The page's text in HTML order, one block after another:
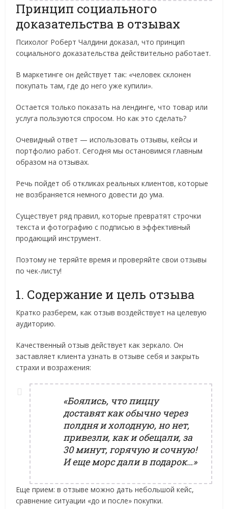
Принцип социального
доказательства в отзывах
Психолог Роберт Чалдини доказал, что принцип
социального доказательства действительно работает.
В маркетинге он действует так: «человек склонен
покупать там, где до него уже купили».
Остается только показать на лендинге, что товар или
услуга пользуются спросом. Но как это сделать?
Очевидный ответ — использовать отзывы, кейсы и
портфолио работ. Сегодня мы остановимся главным
образом на отзывах.
Речь пойдет об откликах реальных клиентов, которые
не возбраняется немного довести до ума.
Существует ряд правил, которые превратят строчки
текста и фотографию с подписью в эффективный
продающий инструмент.
Поэтому не теряйте время и проверяйте свои отзывы
по чек-листу!
1. Содержание и цель отзыва
Кратко разберем, как отзыв воздействует на целевую
аудиторию.
Качественный отзыв действует как зеркало. Он
заставляет клиента узнать в отзыве себя и закрыть
страхи и возражения:
«Боялись, что пиццу
доставят как обычно через
полдня и холодную, но нет,
привезли, как и обещали, за
30 минут, горячую и сочную!
И еще морс дали в подарок…»
Еще прием: в отзыве можно дать небольшой кейс,
сравнение ситуации «до и после» покупки.